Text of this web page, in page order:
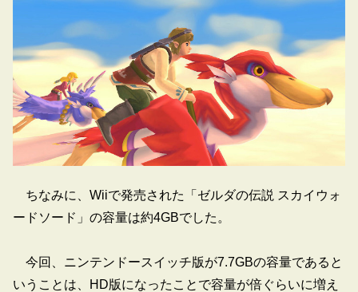
ちなみに、Wiiで発売された「ゼルダの伝説 スカイウォ
ードソード」の容量は約4GBでした。
今回、ニンテンドースイッチ版が7.7GBの容量であると
いうことは、HD版になったことで容量が倍ぐらいに増え